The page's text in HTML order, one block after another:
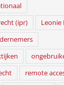
(ipr)
Leonie
remote